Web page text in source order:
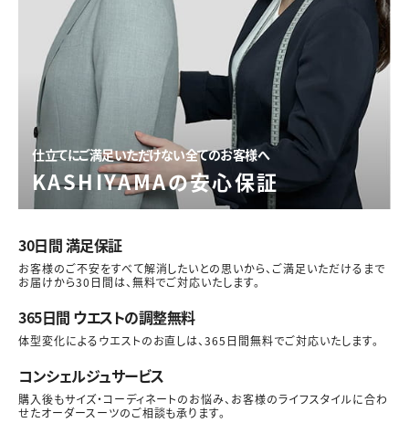
仕立てにご満足いただけない全てのお客様へ
KASHIYAMAの安心保証
30日間 満足保証
お客様のご不安をすべて解消したいとの思いから、ご満足いただけるまで
お届けから30日間は、無料でご対応いたします。
365日間 ウエストの調整無料
体型変化によるウエストのお直しは、365日間無料でご対応いたします。
コンシェルジュサービス
購入後もサイズ・コーディネートのお悩み、お客様のライフスタイルに合わ
せたオーダースーツのご相談も承ります。